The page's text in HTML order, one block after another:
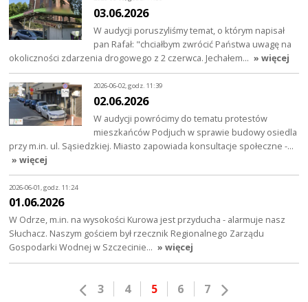
03.06.2026
W audycji poruszyliśmy temat, o którym napisał
pan Rafał: "chciałbym zwrócić Państwa uwagę na
okoliczności zdarzenia drogowego z 2 czerwca. Jechałem… » więcej
2026-06-02, godz. 11:39
02.06.2026
W audycji powrócimy do tematu protestów
mieszkańców Podjuch w sprawie budowy osiedla
przy m.in. ul. Sąsiedzkiej. Miasto zapowiada konsultacje społeczne -…
» więcej
2026-06-01, godz. 11:24
01.06.2026
W Odrze, m.in. na wysokości Kurowa jest przyducha - alarmuje nasz
Słuchacz. Naszym gościem był rzecznik Regionalnego Zarządu
Gospodarki Wodnej w Szczecinie… » więcej
3 4 5 6 7